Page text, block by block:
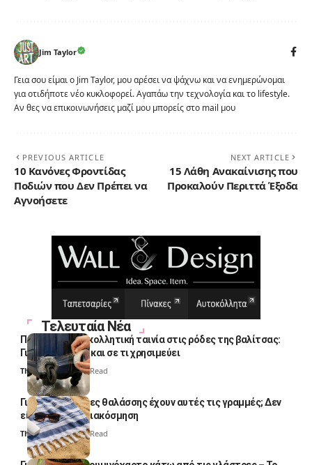
Jim Taylor
Γεια σου είμαι ο Jim Taylor, μου αρέσει να ψάχνω και να ενημερώνομαι
για οτιδήποτε νέο κυκλοφορεί. Αγαπάω την τεχνολογία και το lifestyle.
Αν θες να επικοινωνήσεις μαζί μου μπορείς στο mail μου
PREVIOUS ARTICLE
10 Κανόνες Φροντίδας
Ποδιών που Δεν Πρέπει να
Αγνοήσετε
NEXT ARTICLE
15 Λάθη Ανακαίνισης που
Προκαλούν Περιττά Έξοδα
Τελευταία Νέα
Πολλοί βάζουν κολλητική ταινία στις ρόδες της βαλίτσας:
Γιατί το κάνουν και σε τι χρησιμεύει
Thali Ombre4 Min Read
Γιατί οι πετσέτες θαλάσσης έχουν αυτές τις γραμμές; Δεν
είναι μόνο για διακόσμηση
Thali Ombre5 Min Read